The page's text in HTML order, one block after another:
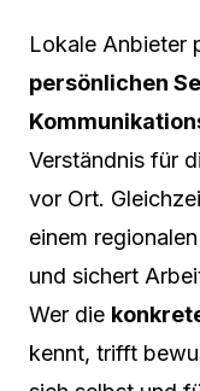
Lokale Anbieter
persönlichen
Verständnis für
vor Ort.
einem
und sichert
Wer die
kennt, trifft